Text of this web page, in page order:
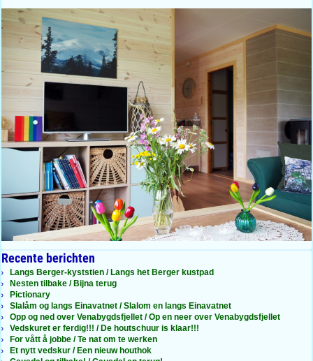
Recente berichten
Langs Berger-kyststien / Langs het Berger kustpad
Nesten tilbake / Bijna terug
Pictionary
Slalåm og langs Einavatnet / Slalom en langs Einavatnet
Opp og ned over Venabygdsfjellet / Op en neer over Venabygdsfjellet
Vedskuret er ferdig!!! / De houtschuur is klaar!!!
For vått å jobbe / Te nat om te werken
Et nytt vedskur / Een nieuw houthok